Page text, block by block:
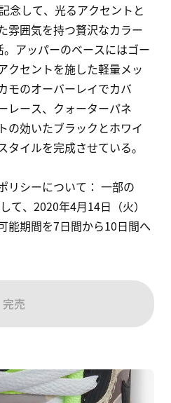
念して、光るアクセントと
雰囲気を持つ贅沢なカラー
アッパーのベースにはゴー
クセントを施した軽量メッ
モのオーバーレイでカバ
レース、クォーターパネ
の効いたブラックとホワイ
タイルを完成させている。
リシーについて： 一部の
て、2020年4月14日（火）
能期間を7日間から10日間へ
完売